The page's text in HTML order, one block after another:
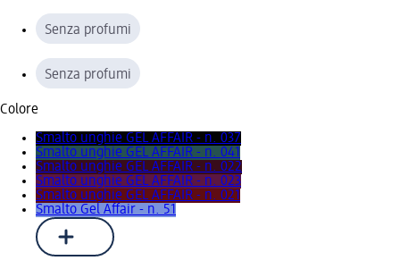
Senza profumi
Senza profumi
Colore
Smalto unghie GEL AFFAIR - n. 037
Smalto unghie GEL AFFAIR - n. 041
Smalto unghie GEL AFFAIR - n. 022
Smalto unghie GEL AFFAIR - n. 023
Smalto unghie GEL AFFAIR - n. 021
Smalto Gel Affair - n. 51